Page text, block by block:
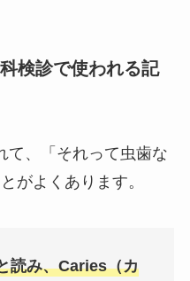
検診で使われる記
て、「それって虫歯な
がよくあります。
読み、Caries（カ